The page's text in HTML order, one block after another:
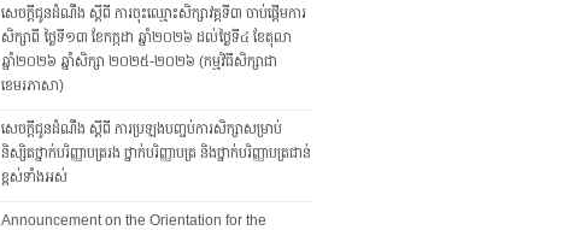
សេចក្តីជូនដំណឹង ស្តីពី ការចុះឈ្មោះសិក្សាវគ្គទី៣ ចាប់ផ្តើមការ
សិក្សាពី ថ្ងៃទី១៣ ខែកក្កដា ឆ្នាំ២០២៦ ដល់ថ្ងៃទី៤ ខែតុលា
ឆ្នាំ២០២៦ ឆ្នាំសិក្សា ២០២៥-២០២៦ (កម្មវិធីសិក្សាជា
ខេមរភាសា)
សេចក្តីជូនដំណឹង ស្តីពី ការប្រឡងបញ្ចប់ការសិក្សាសម្រាប់
និស្សិតថ្នាក់បរិញ្ញាបត្ររង ថ្នាក់បរិញ្ញាបត្រ និងថ្នាក់បរិញ្ញាបត្រជាន់
ខ្ពស់ទាំងអស់
Announcement on the Orientation for the